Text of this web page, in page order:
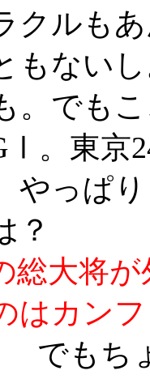
クルも
もない
。でも
。東京
やっぱ
？
総大将
はカン
でもち